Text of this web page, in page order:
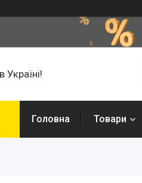
Україні!
Головна Товари